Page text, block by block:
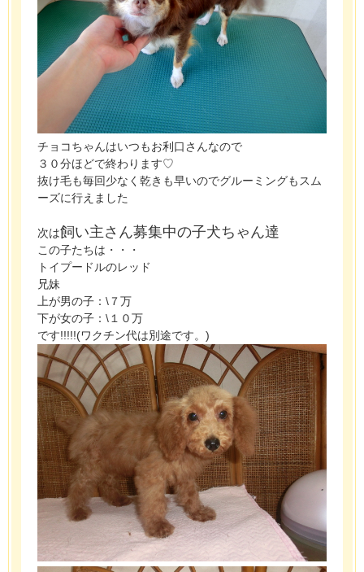
チョコちゃんはいつもお利口さんなので
３０分ほどで終わります♡
抜け毛も毎回少なく乾きも早いのでグルーミングもスム
ーズに行えました
次は飼い主さん募集中の子犬ちゃん達
この子たちは・・・
トイプードルのレッド
兄妹
上が男の子：\７万
下が女の子：\１０万
です!!!!!(ワクチン代は別途です。)